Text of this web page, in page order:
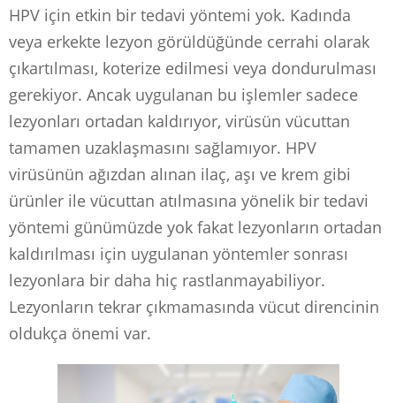
HPV için etkin bir tedavi yöntemi yok. Kadında
veya erkekte lezyon görüldüğünde cerrahi olarak
çıkartılması, koterize edilmesi veya dondurulması
gerekiyor. Ancak uygulanan bu işlemler sadece
lezyonları ortadan kaldırıyor, virüsün vücuttan
tamamen uzaklaşmasını sağlamıyor. HPV
virüsünün ağızdan alınan ilaç, aşı ve krem gibi
ürünler ile vücuttan atılmasına yönelik bir tedavi
yöntemi günümüzde yok fakat lezyonların ortadan
kaldırılması için uygulanan yöntemler sonrası
lezyonlara bir daha hiç rastlanmayabiliyor.
Lezyonların tekrar çıkmamasında vücut direncinin
oldukça önemi var.